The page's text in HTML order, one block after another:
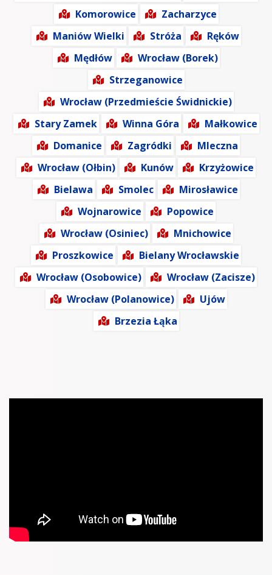
Komorowice
Zacharzyce
Maniów Wielki
Stróża
Ręków
Mędłów
Wrocław (Borek)
Strzeganowice
Wrocław (Przedmieście Świdnickie)
Stary Zamek
Winna Góra
Małkowice
Domanice
Zagródki
Mleczna
Wrocław (Ołbin)
Kunów
Krzyżowice
Bielawa
Smolec
Mirosławice
Wojnarowice
Popowice
Wrocław (Osiniec)
Mnichowice
Proszkowice
Bielany Wrocławskie
Wrocław (Osobowice)
Wrocław (Zacisze)
Wrocław (Polanowice)
Ujów
Brzezia Łąka